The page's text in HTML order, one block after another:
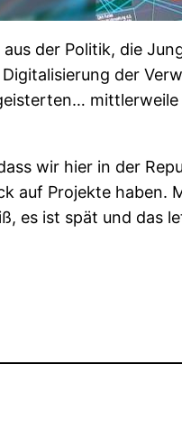
der Politik, die
der
wir hier in der
auf Projekte
es ist spät und das